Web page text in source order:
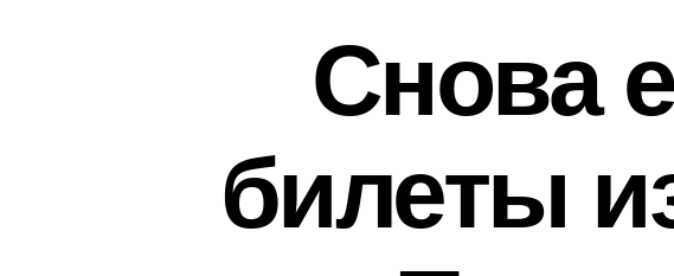
Снова
билеты